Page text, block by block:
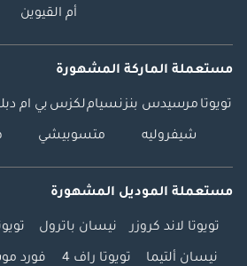
أم القيوين
مستعملة الماركة المشهورة
تويوتا مرسيدس بنزنسياملكزس بي ام
شيفروليه متسوبيشي
مستعملة الموديل المشهورة
تويوتا لاند كروزر نيسان باترول
نيسان ألتيما تويوتا راف 4 فورد